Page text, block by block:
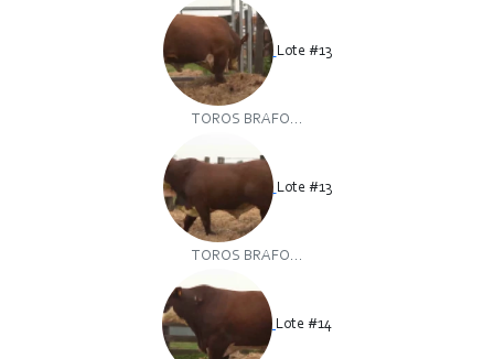
Lote #13
TOROS BRAFO...
Lote #13
TOROS BRAFO...
Lote #14